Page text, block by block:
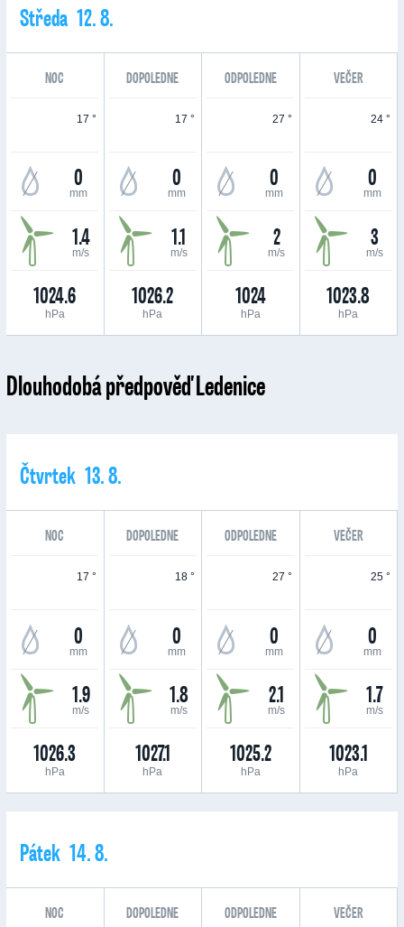
Středa 12. 8.
NOC DOPOLEDNE ODPOLEDNE VEČER
17 °
0
mm
1.4
m/s
1024.6
hPa
17 °
0
mm
1.1
m/s
1026.2
hPa
27 °
0
mm
2
m/s
1024
hPa
24 °
0
mm
3
m/s
1023.8
hPa
Dlouhodobá předpověď Ledenice
Čtvrtek 13. 8.
NOC DOPOLEDNE ODPOLEDNE VEČER
17 °
0
mm
1.9
m/s
1026.3
hPa
18 °
0
mm
1.8
m/s
1027.1
hPa
27 °
0
mm
2.1
m/s
1025.2
hPa
25 °
0
mm
1.7
m/s
1023.1
hPa
Pátek 14. 8.
NOC DOPOLEDNE ODPOLEDNE VEČER